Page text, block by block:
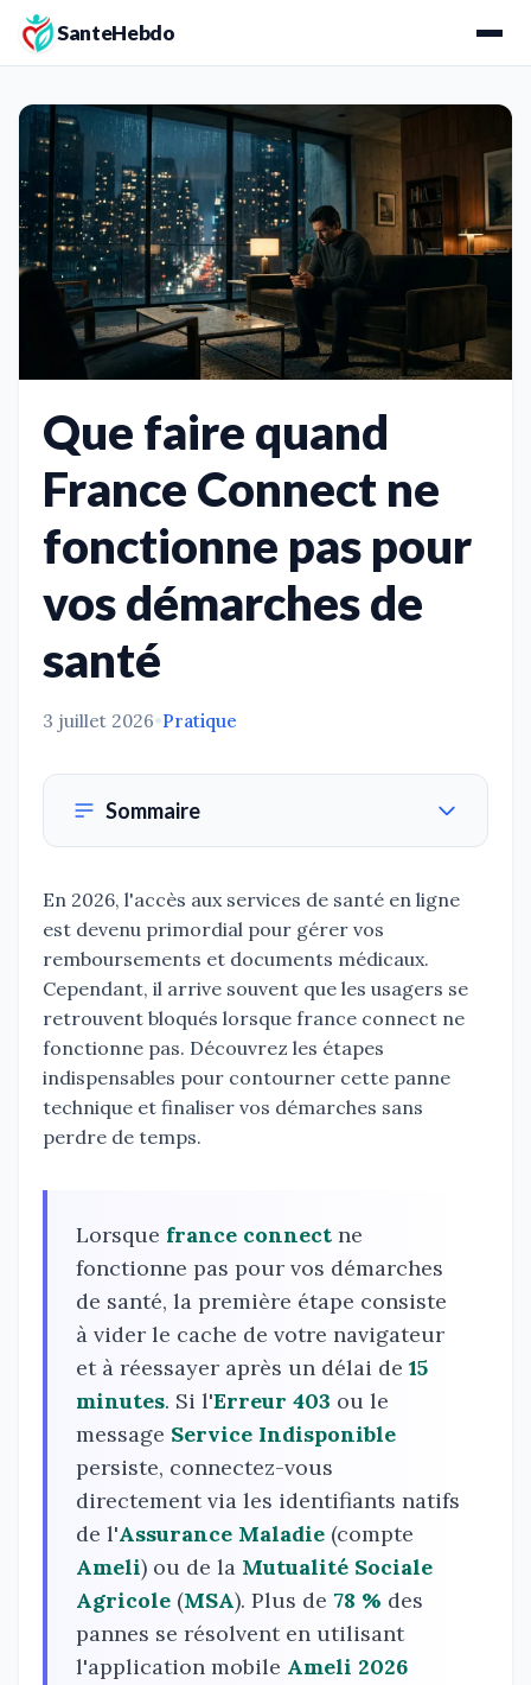
SanteHebdo
Que faire quand
France Connect ne
fonctionne pas pour
vos démarches de
santé
3 juillet 2026•Pratique
Sommaire
En 2026, l'accès aux services de santé en ligne
est devenu primordial pour gérer vos
remboursements et documents médicaux.
Cependant, il arrive souvent que les usagers se
retrouvent bloqués lorsque france connect ne
fonctionne pas. Découvrez les étapes
indispensables pour contourner cette panne
technique et finaliser vos démarches sans
perdre de temps.
Lorsque france connect ne
fonctionne pas pour vos démarches
de santé, la première étape consiste
à vider le cache de votre navigateur
et à réessayer après un délai de15
minutes. Si l'Erreur 403 ou le
message Service Indisponible
persiste, connectez-vous
directement via les identifiants natifs
de l'Assurance Maladie (compte
Ameli) ou de la Mutualité Sociale
Agricole (MSA). Plus de 78 % des
pannes se résolvent en utilisant
l'application mobile Ameli 2026